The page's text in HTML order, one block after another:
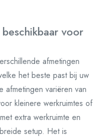
voor
afmetingen
het beste past bij uw
variëren van
kleinere werkruimtes of
extra werkruimte en
setup. Het is